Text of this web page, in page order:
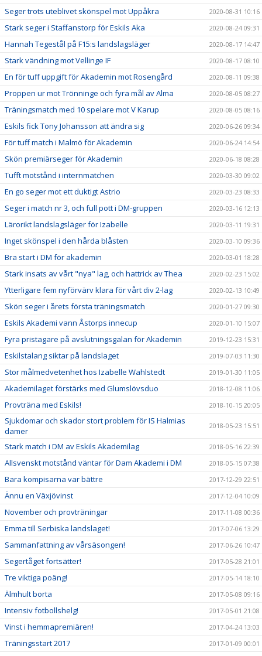
Seger trots uteblivet skönspel mot Uppåkra 2020-08-31 10:16
Stark seger i Staffanstorp för Eskils Aka 2020-08-24 09:31
Hannah Tegestål på F15:s landslagsläger 2020-08-17 14:47
Stark vändning mot Vellinge IF 2020-08-17 08:10
En för tuff uppgift för Akademin mot Rosengård 2020-08-11 09:38
Proppen ur mot Trönninge och fyra mål av Alma 2020-08-05 08:27
Träningsmatch med 10 spelare mot V Karup 2020-08-05 08:16
Eskils fick Tony Johansson att ändra sig 2020-06-26 09:34
För tuff match i Malmö för Akademin 2020-06-24 14:54
Skön premiärseger för Akademin 2020-06-18 08:28
Tufft motstånd i internmatchen 2020-03-30 09:02
En go seger mot ett duktigt Astrio 2020-03-23 08:33
Seger i match nr 3, och full pott i DM-gruppen 2020-03-16 12:13
Lärorikt landslagsläger för Izabelle 2020-03-11 19:31
Inget skönspel i den hårda blåsten 2020-03-10 09:36
Bra start i DM för akademin 2020-03-01 18:28
Stark insats av vårt "nya" lag, och hattrick av Thea 2020-02-23 15:02
Ytterligare fem nyförvärv klara för vårt div 2-lag 2020-02-13 10:49
Skön seger i årets första träningsmatch 2020-01-27 09:30
Eskils Akademi vann Åstorps innecup 2020-01-10 15:07
Fyra pristagare på avslutningsgalan för Akademin 2019-12-23 15:31
Eskilstalang siktar på landslaget 2019-07-03 11:30
Stor målmedvetenhet hos Izabelle Wahlstedt 2019-01-30 11:05
Akademilaget förstärks med Glumslövsduo 2018-12-08 11:06
Provträna med Eskils! 2018-10-15 20:05
Sjukdomar och skador stort problem för IS Halmias
damer
2018-05-23 15:51
Stark match i DM av Eskils Akademilag 2018-05-16 22:39
Allsvenskt motstånd väntar för Dam Akademi i DM 2018-05-15 07:38
Bara kompisarna var bättre 2017-12-29 22:51
Ännu en Växjövinst 2017-12-04 10:09
November och provträningar 2017-11-08 00:36
Emma till Serbiska landslaget! 2017-07-06 13:29
Sammanfattning av vårsäsongen! 2017-06-26 10:47
Segertåget fortsätter! 2017-05-28 21:01
Tre viktiga poäng! 2017-05-14 18:10
Älmhult borta 2017-05-08 09:16
Intensiv fotbollshelg! 2017-05-01 21:08
Vinst i hemmapremiären! 2017-04-24 13:03
Träningsstart 2017 2017-01-09 00:01